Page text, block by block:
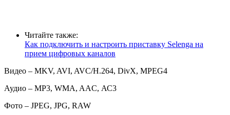
Читайте также:
Как подключить и настроить приставку Selenga на
прием цифровых каналов
Видео – MKV, AVI, AVC/H.264, DivX, MPEG4
Аудио – MP3, WMA, AAC, АС3
Фото – JPEG, JPG, RAW